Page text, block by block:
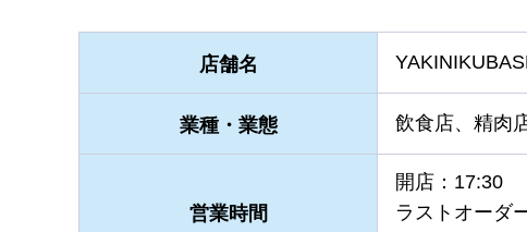
店舗名
業種・業態 飲食店、精肉
営業時間
開店：17:30
ラストオーダ